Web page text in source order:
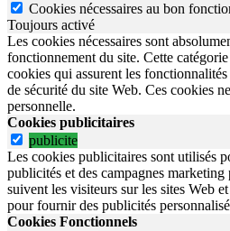
Cookies nécessaires au bon
Toujours activé
Les cookies nécessaires sont
fonctionnement du site. Cette
cookies qui assurent les
de sécurité du site Web. Ces cookies
personnelle.
Cookies publicitaires
publicite
Les cookies publicitaires sont utilisés
publicités et des campagnes marketing
suivent les visiteurs sur les sites Web
pour fournir des publicités
Cookies Fonctionnels